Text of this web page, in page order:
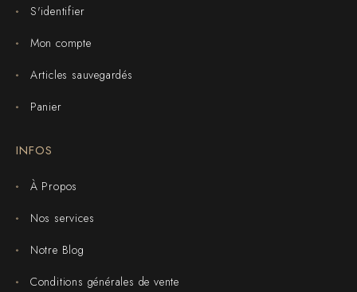
S'identifier
Mon compte
Articles sauvegardés
Panier
INFOS
À Propos
Nos services
Notre Blog
Conditions générales de vente